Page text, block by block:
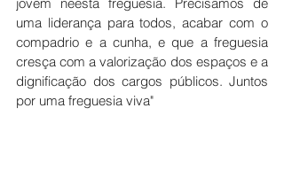
uma liderança para todos, acabar com o
compadrio e a cunha, e que a freguesia
cresça com a valorização dos espaços e a
dignificação dos cargos públicos. Juntos
por uma freguesia viva"